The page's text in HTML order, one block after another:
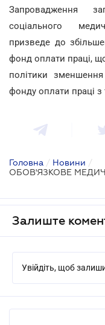
Запровадження
соціального
призведе до
фонд оплати праці,
політики
фонду оплати праці з
Головна / Новини /
ОБОВ'ЯЗКОВЕ
Залиште
Увійдіть, щоб